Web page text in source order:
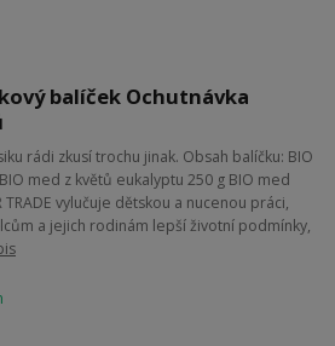
balíček Ochutnávka
rádi zkusí trochu jinak. Obsah balíčku: BIO
med z květů eukalyptu 250 g BIO med
TRADE vylučuje dětskou a nucenou práci,
a jejich rodinám lepší životní podmínky,